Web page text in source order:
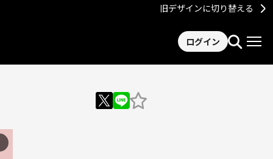
旧デザインに切り替える
ログイン